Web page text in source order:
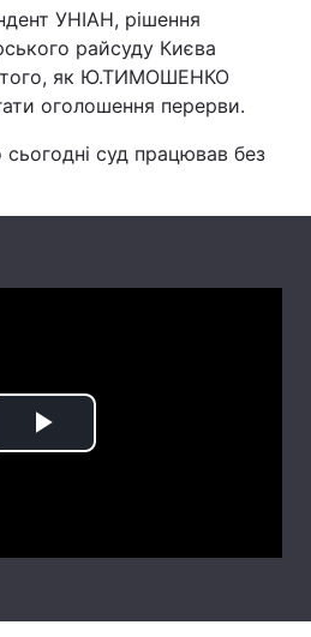
Світ
Наука
Погода
УНІАН, рішення
райсуду Києва
того, як Ю.ТИМОШЕНКО
оголошення перерви.
суд працював без
Play